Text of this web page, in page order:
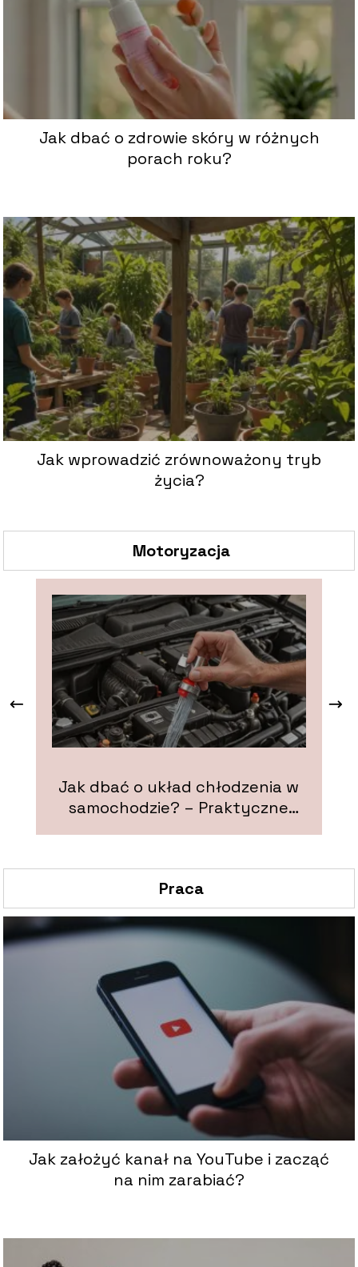
Jak dbać o zdrowie skóry w różnych
porach roku?
Jak wprowadzić zrównoważony tryb
życia?
Motoryzacja
Jak dbać o układ chłodzenia w
samochodzie? – Praktyczne
Praca
Jak założyć kanał na YouTube i zacząć
na nim zarabiać?